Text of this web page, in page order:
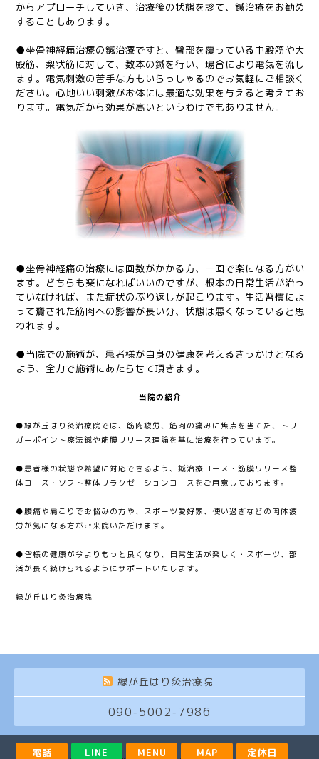
からアプローチしていき、治療後の状態を診て、鍼治療をお勧め
することもあります。
●坐骨神経痛治療の鍼治療ですと、臀部を覆っている中殿筋や大
殿筋、梨状筋に対して、数本の鍼を行い、場合により電気を流し
ます。電気刺激の苦手な方もいらっしゃるのでお気軽にご相談く
ださい。心地いい刺激がお体には最適な効果を与えると考えてお
ります。電気だから効果が高いというわけでもありません。
●坐骨神経痛の治療には回数がかかる方、一回で楽になる方がい
ます。どちらも楽になればいいのですが、根本の日常生活が治っ
ていなければ、また症状のぶり返しが起こります。生活習慣によ
って齎された筋肉への影響が長い分、状態は悪くなっていると思
われます。
●当院での施術が、患者様が自身の健康を考えるきっかけとなる
よう、全力で施術にあたらせて頂きます。
当院の紹介
●緑が丘はり灸治療院では、筋肉疲労、筋肉の痛みに焦点を当てた、トリ
ガーポイント療法鍼や筋膜リリース理論を基に治療を行っています。
●患者様の状態や希望に対応できるよう、鍼治療コース・筋膜リリース整
体コース・ソフト整体リラクゼーションコースをご用意しております。
●腰痛や肩こりでお悩みの方や、スポーツ愛好家、使い過ぎなどの肉体疲
労が気になる方がご来院いただけます。
●皆様の健康が今よりもっと良くなり、日常生活が楽しく・スポーツ、部
活が長く続けられるようにサポートいたします。
緑が丘はり灸治療院
緑が丘はり灸治療院
090-5002-7986
電話 LINE MENU MAP 定休日